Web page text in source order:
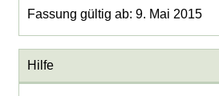
Fassung gültig ab: 9. Mai 2015
Hilfe